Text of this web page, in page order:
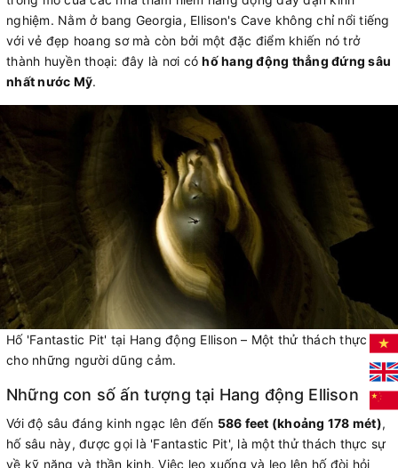
nghiệm. Nằm ở bang Georgia, Ellison's Cave không chỉ nổi tiếng
với vẻ đẹp hoang sơ mà còn bởi một đặc điểm khiến nó trở
thành huyền thoại: đây là nơi cóhố hang động thẳng đứng sâu
nhất nước Mỹ.
Hố 'Fantastic Pit' tại Hang động Ellison – Một thử thách thực sự
cho những người dũng cảm.
Những con số ấn tượng tại Hang động Ellison
Với độ sâu đáng kinh ngạc lên đến 586 feet (khoảng 178 mét),
hố sâu này, được gọi là 'Fantastic Pit', là một thử thách thực sự
về kỹ năng và thần kinh. Việc leo xuống và leo lên hố đòi hỏi